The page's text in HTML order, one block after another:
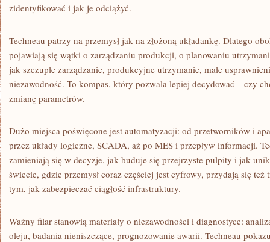
zidentyfikować i jak je odciążyć.
Techneau patrzy na przemysł jak na złożoną układankę. Dlatego
pojawiają się wątki o zarządzaniu produkcji, o planowaniu
jak szczupłe zarządzanie, produkcyjne utrzymanie, małe
niezawodność. To kompas, który pozwala lepiej decydować – czy
zmianę parametrów.
Dużo miejsca poświęcone jest automatyzacji: od przetworników i
przez układy logiczne, SCADA, aż po MES i przepływ informacji.
zamieniają się w decyzje, jak buduje się przejrzyste pulpity i jak
świecie, gdzie przemysł coraz częściej jest cyfrowy, przydają się
tym, jak zabezpieczać ciągłość infrastruktury.
Ważny filar stanowią materiały o niezawodności i diagnostyce:
oleju, badania nieniszczące, prognozowanie awarii. Techneau